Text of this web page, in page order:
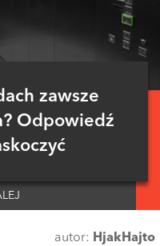
zawsze
Odpowiedź
autor: HjakHajto